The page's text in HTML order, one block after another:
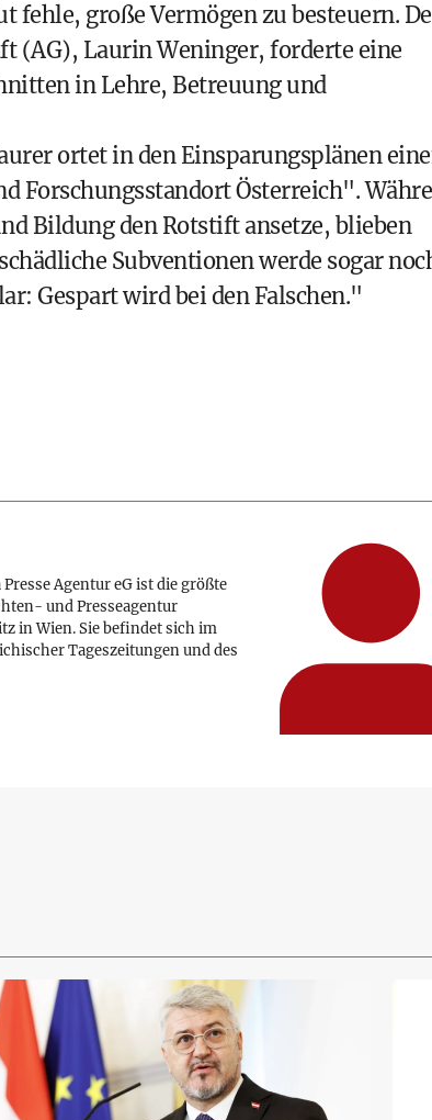
fehle, große Vermögen zu besteuern.
(AG), Laurin Weninger, forderte eine
in Lehre, Betreuung und
ortet in den Einsparungsplänen
Forschungsstandort Österreich".
Bildung den Rotstift ansetze, blieben
Subventionen werde sogar
Gespart wird bei den Falschen."
Agentur eG ist die größte
und Presseagentur
in Wien. Sie befindet sich im
Tageszeitungen und des